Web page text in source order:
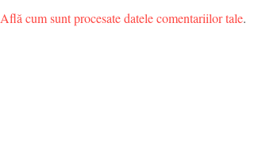
Află cum sunt procesate datele comentariilor tale.